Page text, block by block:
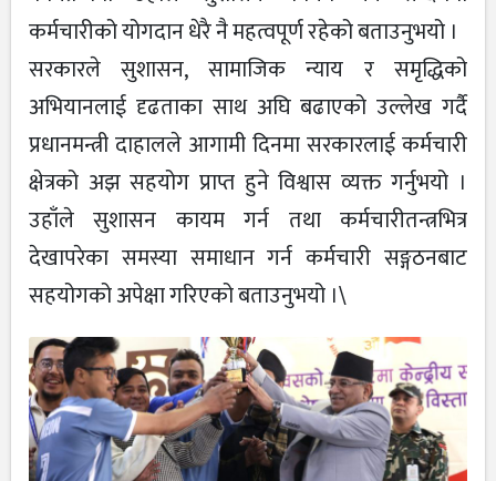
कर्मचारीको योगदान धेरै नै महत्वपूर्ण रहेको बताउनुभयो ।
सरकारले सुशासन, सामाजिक न्याय र समृद्धिको
अभियानलाई दृढताका साथ अघि बढाएको उल्लेख गर्दै
प्रधानमन्त्री दाहालले आगामी दिनमा सरकारलाई कर्मचारी
क्षेत्रको अझ सहयोग प्राप्त हुने विश्वास व्यक्त गर्नुभयो ।
उहाँले सुशासन कायम गर्न तथा कर्मचारीतन्त्रभित्र
देखापरेका समस्या समाधान गर्न कर्मचारी सङ्गठनबाट
सहयोगको अपेक्षा गरिएको बताउनुभयो ।\